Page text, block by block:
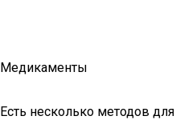
Медикаменты
Есть несколько методов